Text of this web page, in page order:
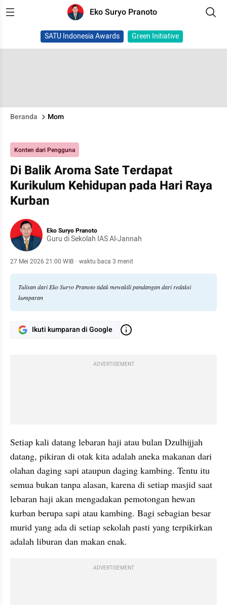
Eko Suryo Pranoto
SATU Indonesia Awards Green Initiative
Beranda Mom
Konten dari Pengguna
Di Balik Aroma Sate Terdapat
Kurikulum Kehidupan pada Hari Raya
Kurban
Eko Suryo Pranoto
Guru di Sekolah IAS Al-Jannah
27 Mei 2026 21:00 WIB · waktu baca 3 menit
Tulisan dari Eko Suryo Pranoto tidak mewakili pandangan dari redaksi
kumparan
Ikuti kumparan di Google
ADVERTISEMENT
Setiap kali datang lebaran haji atau bulan Dzulhijjah
datang, pikiran di otak kita adalah aneka makanan dari
olahan daging sapi ataupun daging kambing. Tentu itu
semua bukan tanpa alasan, karena di setiap masjid saat
lebaran haji akan mengadakan pemotongan hewan
kurban berupa sapi atau kambing. Bagi sebagian besar
murid yang ada di setiap sekolah pasti yang terpikirkan
adalah liburan dan makan enak.
ADVERTISEMENT